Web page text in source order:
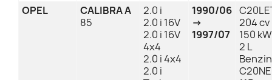
OPEL
CALIBRA A
85
2.0 i
2.0 i 16V
2.0 i 16V
4x4
2.0 i 4x4
2.0 i
1990/06
→
1997/07
204 cv
150 kW
2 L
C20NE